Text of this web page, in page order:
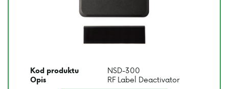
Kod produktu NSD-300
Opis
RF Label Deactivator